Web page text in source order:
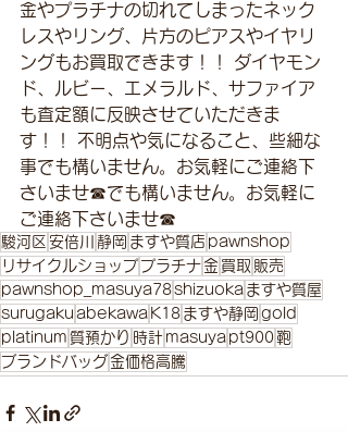
金やプラチナの切れてしまったネック
レスやリング、片方のピアスやイヤリ
ングもお買取できます！！ ダイヤモン
ド、ルビー、エメラルド、サファイア
も査定額に反映させていただきま
す！！ 不明点や気になること、些細な
事でも構いません。お気軽にご連絡下
さいませ☎でも構いません。お気軽に
ご連絡下さいませ☎
駿河区 安倍川 静岡 ますや質店 pawnshop
リサイクルショップ プラチナ 金 買取 販売
pawnshop_masuya78shizuoka ますや質屋
surugaku abekawa K18 ますや静岡 gold
platinum 質預かり 時計 masuya pt900 鞄
ブランドバッグ 金価格高騰